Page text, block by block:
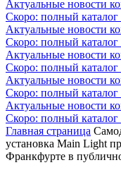
Актуальные новости
Скоро: полный
Актуальные новости
Скоро: полный
Актуальные новости
Скоро: полный
Актуальные новости
Скоро: полный
Актуальные новости
Скоро: полный
Главная страница
установка Main Light
Франкфурте в